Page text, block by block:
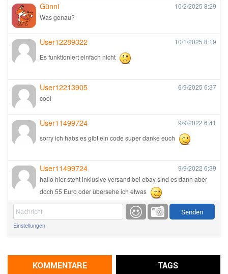
Günni 10/2/2025 8:29
Was genau?
User12289322 10/1/2025 8:19
Es funktioniert einfach nicht
User12213905 6/9/2025 6:37
cool
User11499724 9/9/2022 6:41
sorry ich habs es gibt ein code super danke euch
User11499724 9/9/2022 6:39
hallo hier steht inklusive versand bei ebay sind es dann aber
doch 55 Euro oder übersehe ich etwas
Günni 9/1/20226:17
Günni
Einstellungen
KOMMENTARE TAGS